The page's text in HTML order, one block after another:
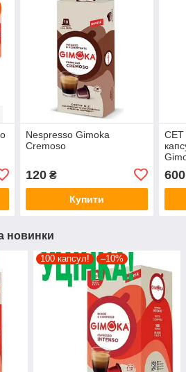
Nespresso Gimoka
Cremoso
120₴
Купити
СЕТ
50
600
новинки
100 капсул! –10%